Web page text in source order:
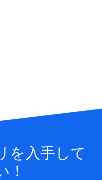
を入手して
！